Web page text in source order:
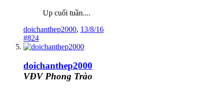
Up cuối tuần....
doichanthep2000, 13/8/16
#824
doichanthep2000
VĐV Phong Trào